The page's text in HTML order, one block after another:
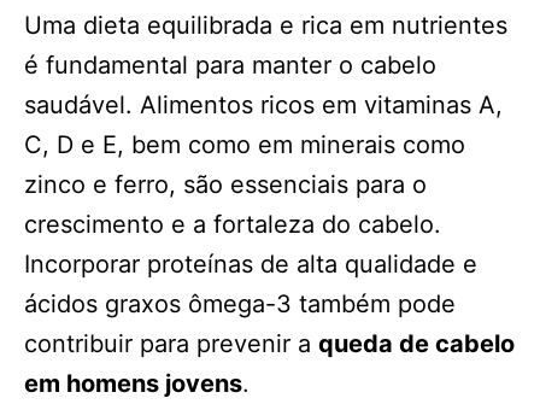
Uma dieta equilibrada e rica em nutrientes
é fundamental para manter o cabelo
saudável. Alimentos ricos em vitaminas A,
C, D e E, bem como em minerais como
zinco e ferro, são essenciais para o
crescimento e a fortaleza do cabelo.
Incorporar proteínas de alta qualidade e
ácidos graxos ômega-3 também pode
contribuir para prevenir a queda de cabelo
em homens jovens.